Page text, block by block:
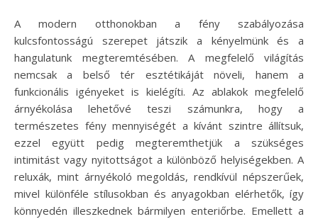
A modern otthonokban a fény szabályozása
kulcsfontosságú szerepet játszik a kényelmünk és a
hangulatunk megteremtésében. A megfelelő világítás
nemcsak a belső tér esztétikáját növeli, hanem a
funkcionális igényeket is kielégíti. Az ablakok megfelelő
árnyékolása lehetővé teszi számunkra, hogy a
természetes fény mennyiségét a kívánt szintre állítsuk,
ezzel együtt pedig megteremthetjük a szükséges
intimitást vagy nyitottságot a különböző helyiségekben. A
reluxák, mint árnyékoló megoldás, rendkívül népszerűek,
mivel különféle stílusokban és anyagokban elérhetők, így
könnyedén illeszkednek bármilyen enteriőrbe. Emellett a